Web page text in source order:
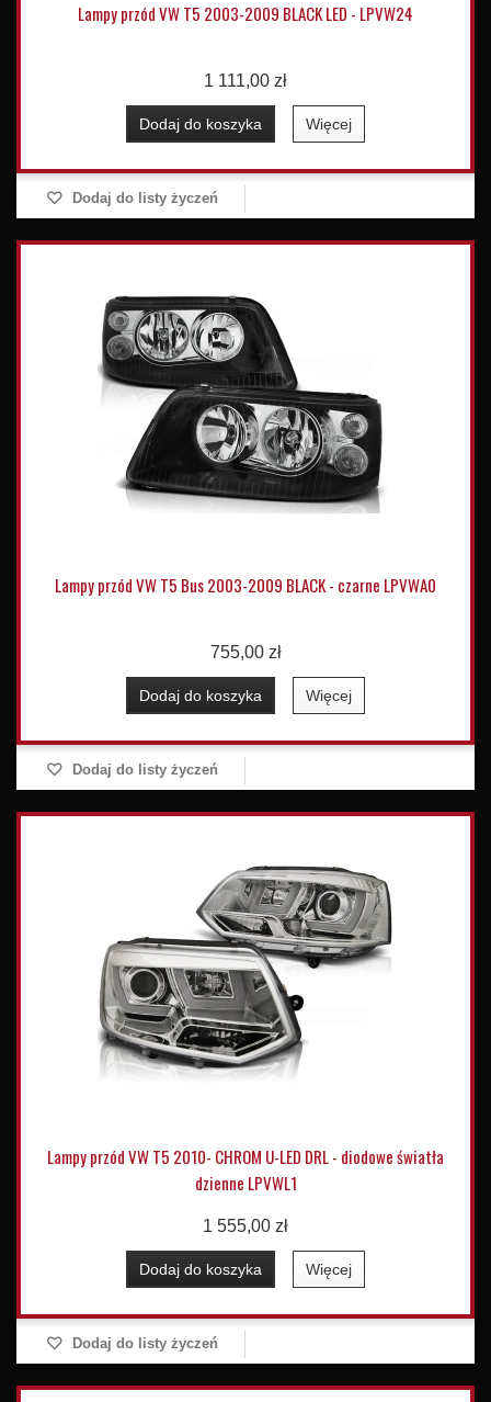
Lampy przód VW T5 2003-2009 BLACK LED - LPVW24
1 111,00 zł
Dodaj do koszyka Więcej
Dodaj do listy życzeń
Lampy przód VW T5 Bus 2003-2009 BLACK - czarne LPVWA0
755,00 zł
Dodaj do koszyka Więcej
Dodaj do listy życzeń
Lampy przód VW T5 2010- CHROM U-LED DRL - diodowe światła
dzienne LPVWL1
1 555,00 zł
Dodaj do koszyka Więcej
Dodaj do listy życzeń